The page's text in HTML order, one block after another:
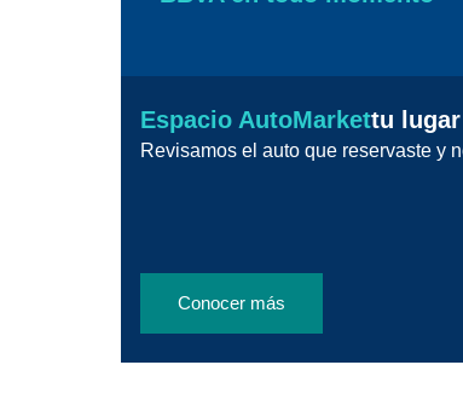
Espacio AutoMarkettu
Revisamos el auto que reservaste y
Conocer más